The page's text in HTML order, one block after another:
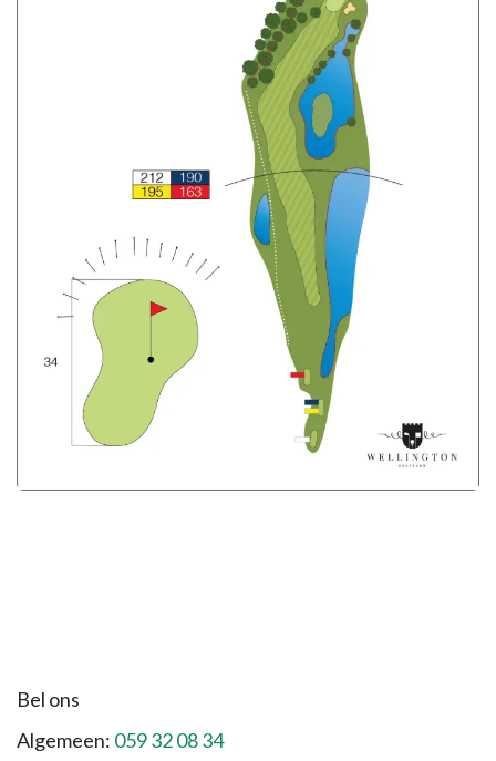
Bel ons
Algemeen: 059 32 08 34